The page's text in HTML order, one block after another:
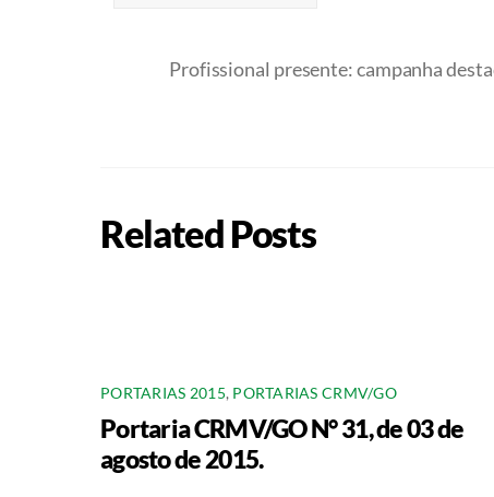
Profissional presente: campanha
Related Posts
PORTARIAS 2015, PORTARIAS CRMV/GO
Portaria CRMV/GO N° 31, de 03 de
agosto de 2015.